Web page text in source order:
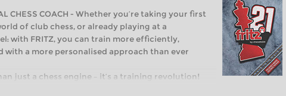
CHESS COACH - Whether you’re taking your first
of club chess, or already playing at a
with FRITZ, you can train more efficiently,
with a more personalised approach than ever
just a chess engine – it’s a training revolution!
taking your first steps into the world of club chess,